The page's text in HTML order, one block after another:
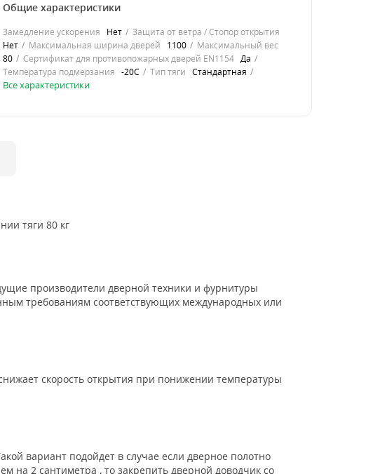
Общие характеристики
Замедление ускорения Нет
Защита от ветра / Стопор открытия
Нет
Максимальная ширина дверей 1100
Максимальный вес
80
Сертификат для противопожарных дверей EN1154 Да
Температура подмерзания -20С Тип тяги Стандартная
Все характеристики
тяги 80 кг
производители дверной техники и фурнитуры
требованиям соответствующих международных или
скорость открытия при понижении температуры
вариант подойдет в случае если дверное полотно
на 2 сантиметра , то закрепить дверной доводчик со